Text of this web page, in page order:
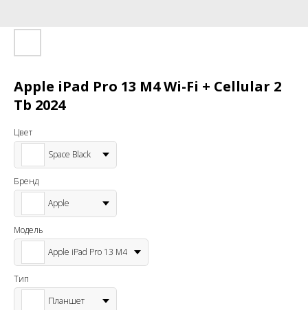
Apple iPad Pro 13 M4 Wi-Fi + Cellular 2
Tb 2024
Цвет
Space Black
Бренд
Apple
Модель
Apple iPad Pro 13 M4
Тип
Планшет